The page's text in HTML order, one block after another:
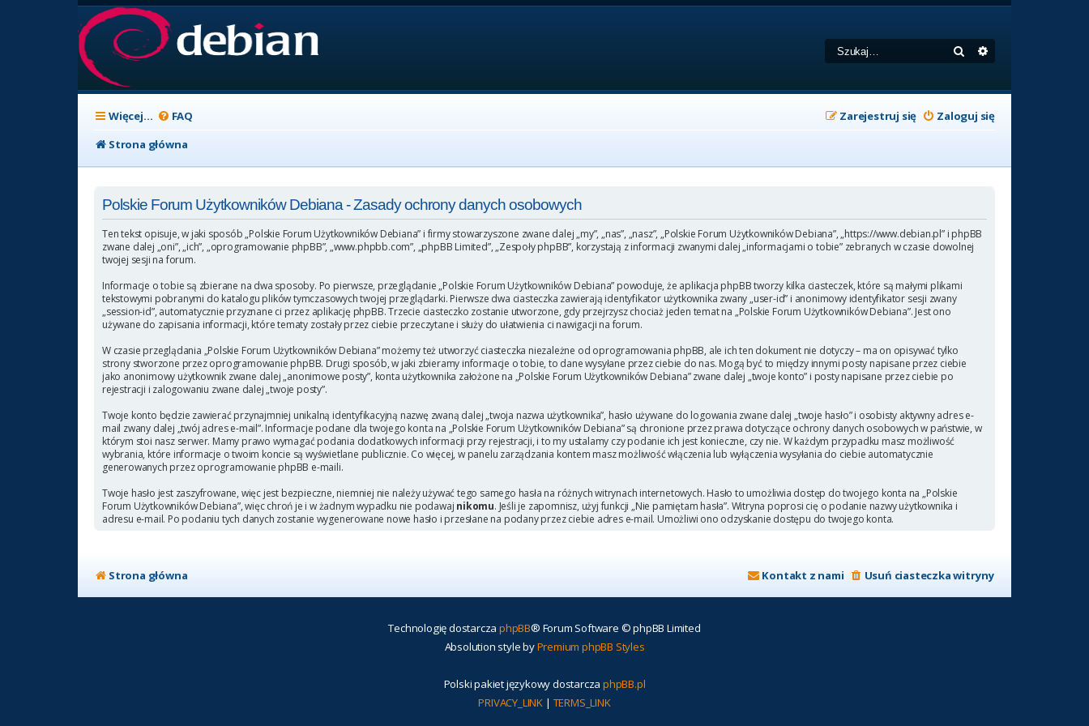
Szukaj
Więcej… FAQ Zaloguj się
Zarejestruj się
Strona główna
Polskie Forum Użytkowników Debiana - Zasady ochrony danych osobowych
Ten tekst opisuje, w jaki sposób „Polskie Forum Użytkowników Debiana” i firmy stowarzyszone zwane dalej „my”, „nas”, „nasz”, „Polskie Forum Użytkowników Debiana”, „https://www.debian.pl” i phpBB
zwane dalej „oni”, „ich”, „oprogramowanie phpBB”, „www.phpbb.com”, „phpBB Limited”, „Zespoły phpBB”, korzystają z informacji zwanymi dalej „informacjami o tobie” zebranych w czasie dowolnej
twojej sesji na forum.
Informacje o tobie są zbierane na dwa sposoby. Po pierwsze, przeglądanie „Polskie Forum Użytkowników Debiana” powoduje, że aplikacja phpBB tworzy kilka ciasteczek, które są małymi plikami
tekstowymi pobranymi do katalogu plików tymczasowych twojej przeglądarki. Pierwsze dwa ciasteczka zawierają identyfikator użytkownika zwany „user-id” i anonimowy identyfikator sesji zwany
„session-id”, automatycznie przyznane ci przez aplikację phpBB. Trzecie ciasteczko zostanie utworzone, gdy przejrzysz chociaż jeden temat na „Polskie Forum Użytkowników Debiana”. Jest ono
używane do zapisania informacji, które tematy zostały przez ciebie przeczytane i służy do ułatwienia ci nawigacji na forum.
W czasie przeglądania „Polskie Forum Użytkowników Debiana” możemy też utworzyć ciasteczka niezależne od oprogramowania phpBB, ale ich ten dokument nie dotyczy – ma on opisywać tylko
strony stworzone przez oprogramowanie phpBB. Drugi sposób, w jaki zbieramy informacje o tobie, to dane wysyłane przez ciebie do nas. Mogą być to między innymi posty napisane przez ciebie
jako anonimowy użytkownik zwane dalej „anonimowe posty”, konta użytkownika założone na „Polskie Forum Użytkowników Debiana” zwane dalej „twoje konto” i posty napisane przez ciebie po
rejestracji i zalogowaniu zwane dalej „twoje posty”.
Twoje konto będzie zawierać przynajmniej unikalną identyfikacyjną nazwę zwaną dalej „twoja nazwa użytkownika”, hasło używane do logowania zwane dalej „twoje hasło” i osobisty aktywny adres e-
mail zwany dalej „twój adres e-mail”. Informacje podane dla twojego konta na „Polskie Forum Użytkowników Debiana” są chronione przez prawa dotyczące ochrony danych osobowych w państwie, w
którym stoi nasz serwer. Mamy prawo wymagać podania dodatkowych informacji przy rejestracji, i to my ustalamy czy podanie ich jest konieczne, czy nie. W każdym przypadku masz możliwość
wybrania, które informacje o twoim koncie są wyświetlane publicznie. Co więcej, w panelu zarządzania kontem masz możliwość włączenia lub wyłączenia wysyłania do ciebie automatycznie
generowanych przez oprogramowanie phpBB e-maili.
Twoje hasło jest zaszyfrowane, więc jest bezpieczne, niemniej nie należy używać tego samego hasła na różnych witrynach internetowych. Hasło to umożliwia dostęp do twojego konta na „Polskie
Forum Użytkowników Debiana”, więc chroń je i w żadnym wypadku nie podawaj nikomu. Jeśli je zapomnisz, użyj funkcji „Nie pamiętam hasła”. Witryna poprosi cię o podanie nazwy użytkownika i
adresu e-mail. Po podaniu tych danych zostanie wygenerowane nowe hasło i przesłane na podany przez ciebie adres e-mail. Umożliwi ono odzyskanie dostępu do twojego konta.
Strona główna Usuń ciasteczka witryny
Kontakt z nami
Technologię dostarcza phpBB® Forum Software © phpBB Limited
Absolution style byPremium phpBB Styles
Polski pakiet językowy dostarcza phpBB.pl
PRIVACY_LINK | TERMS_LINK